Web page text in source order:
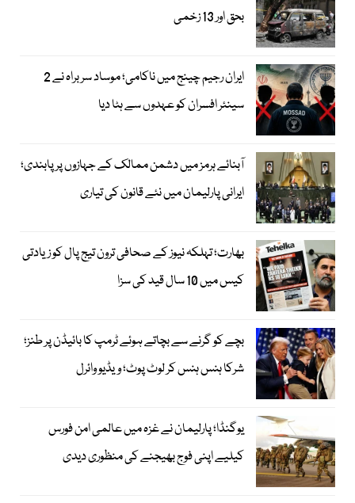
بحق اور 13 زخمی
ایران رجیم چینج میں ناکامی؛ موساد سربراہ نے 2
سینئر افسران کو عہدوں سے ہٹا دیا
آبنائے ہرمز میں دشمن ممالک کے جہازوں پر پابندی؛
ایرانی پارلیمان میں نئے قانون کی تیاری
بھارت؛ تہلکہ نیوز کے صحافی ترون تیج پال کو زیادتی
کیس میں 10 سال قید کی سزا
بچے کو گرنے سے بچاتے ہوئے ٹرمپ کا بائیڈن پر طنز؛
شرکا ہنس ہنس کر لوٹ پوٹ؛ ویڈیو وائرل
یوگنڈا؛ پارلیمان نے غزہ میں عالمی امن فورس
کیلیے اپنی فوج بھیجنے کی منظوری دیدی